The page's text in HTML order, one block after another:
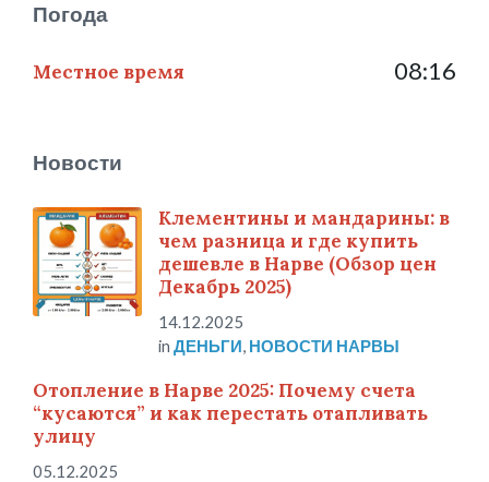
Погода
Местное время 08:16
Новости
Клементины и мандарины: в
чем разница и где купить
дешевле в Нарве (Обзор цен
Декабрь 2025)
14.12.2025
in ДЕНЬГИ НОВОСТИ НАРВЫ
Отопление в Нарве 2025: Почему счета
“кусаются” и как перестать отапливать
улицу
05.12.2025